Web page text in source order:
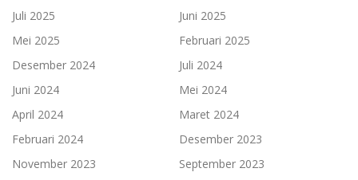
Juli 2025
Juni 2025
Mei 2025
Februari 2025
Desember 2024
Juli 2024
Juni 2024
Mei 2024
April 2024
Maret 2024
Februari 2024
Desember 2023
November 2023
September 2023